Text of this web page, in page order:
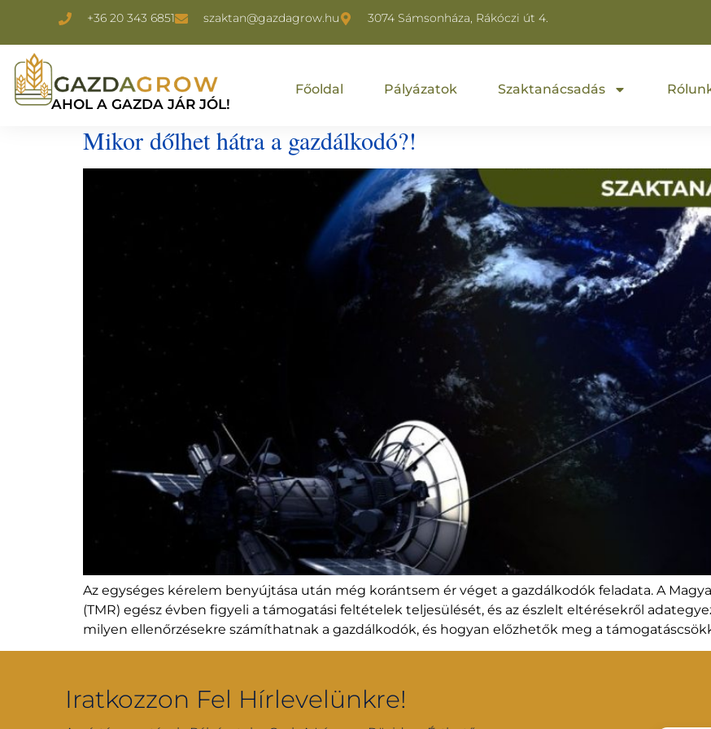
+36 20 343 6851 szaktan@gazdagrow.hu 3074 Sámsonháza, Rákóczi út 4.
Főoldal Pályázatok Szaktanácsadás
AHOL A GAZDA JÁR JÓL!
Mikor dőlhet hátra a gazdálkodó?!
Az egységes kérelem benyújtása után még korántsem ér véget a gazdálkodók feladata. A
(TMR) egész évben figyeli a támogatási feltételek teljesülését, és az észlelt eltérésekről
milyen ellenőrzésekre számíthatnak a gazdálkodók, és hogyan előzhetők meg a
Iratkozzon Fel Hírlevelünkre!